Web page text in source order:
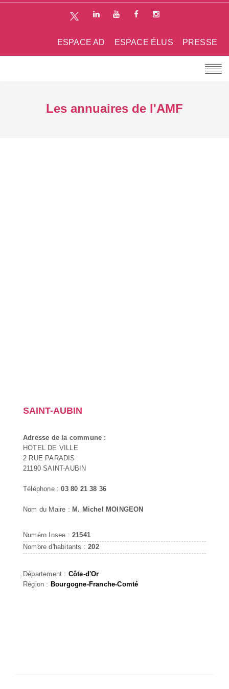
PRESSE
ESPACE ÉLUS
ESPACE AD
Les annuaires de l'AMF
SAINT-AUBIN
Adresse de la commune :
HOTEL DE VILLE
2 RUE PARADIS
21190 SAINT-AUBIN
Téléphone :03 80 21 38 36
Nom du Maire : M. Michel MOINGEON
Numéro Insee : 21541
Nombre d'habitants :202
Département : Côte-d'Or
Région : Bourgogne-Franche-Comté